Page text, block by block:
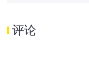
评论